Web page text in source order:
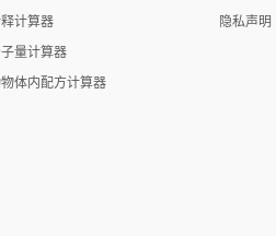
计算器
量计算器
体内配方计算器
隐私声明